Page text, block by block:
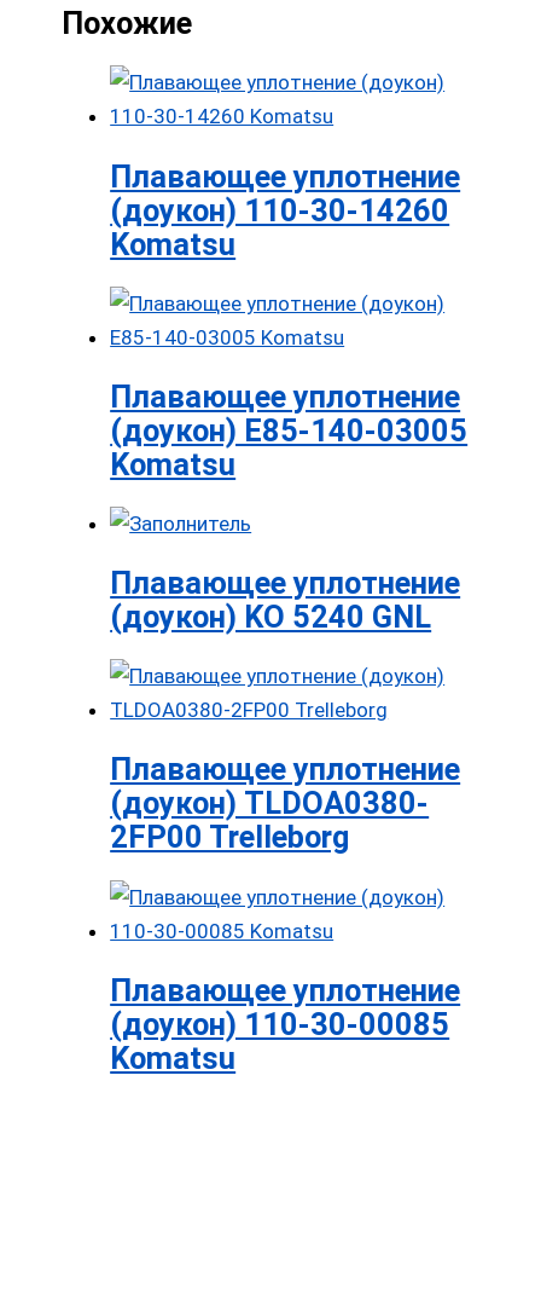
Похожие
Плавающее уплотнение
(доукон) 110-30-14260
Komatsu
Плавающее уплотнение
(доукон) E85-140-03005
Komatsu
Плавающее уплотнение
(доукон) KO 5240 GNL
Плавающее уплотнение
(доукон) TLDOA0380-
2FP00 Trelleborg
Плавающее уплотнение
(доукон) 110-30-00085
Komatsu